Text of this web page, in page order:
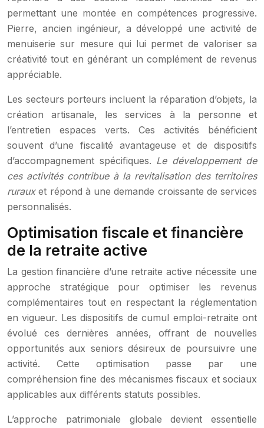
permettant une montée en compétences progressive.
Pierre, ancien ingénieur, a développé une activité de
menuiserie sur mesure qui lui permet de valoriser sa
créativité tout en générant un complément de revenus
appréciable.
Les secteurs porteurs incluent la réparation d’objets, la
création artisanale, les services à la personne et
l’entretien espaces verts. Ces activités bénéficient
souvent d’une fiscalité avantageuse et de dispositifs
d’accompagnement spécifiques. Le développement de
ces activités contribue à la revitalisation des territoires
rurauxet répond à une demande croissante de services
personnalisés.
Optimisation fiscale et financière
de la retraite active
La gestion financière d’une retraite active nécessite une
approche stratégique pour optimiser les revenus
complémentaires tout en respectant la réglementation
en vigueur. Les dispositifs de cumul emploi-retraite ont
évolué ces dernières années, offrant de nouvelles
opportunités aux seniors désireux de poursuivre une
activité. Cette optimisation passe par une
compréhension fine des mécanismes fiscaux et sociaux
applicables aux différents statuts possibles.
L’approche patrimoniale globale devient essentielle